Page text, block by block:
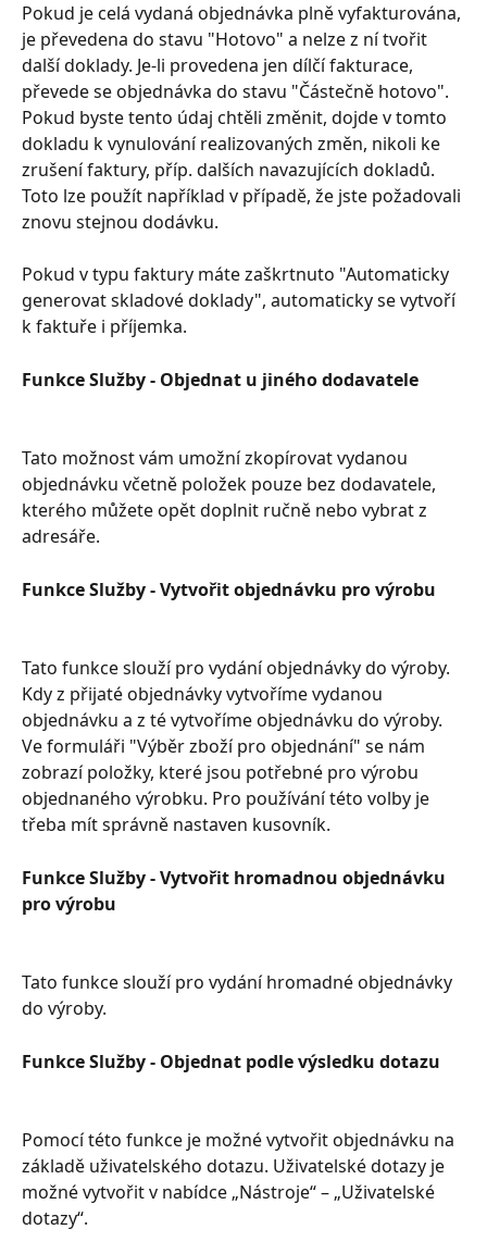
Pokud je celá vydaná objednávka plně vyfakturována,
je převedena do stavu "Hotovo" a nelze z ní tvořit
další doklady. Je-li provedena jen dílčí fakturace,
převede se objednávka do stavu "Částečně hotovo".
Pokud byste tento údaj chtěli změnit, dojde v tomto
dokladu k vynulování realizovaných změn, nikoli ke
zrušení faktury, příp. dalších navazujících dokladů.
Toto lze použít například v případě, že jste požadovali
znovu stejnou dodávku.
Pokud v typu faktury máte zaškrtnuto "Automaticky
generovat skladové doklady", automaticky se vytvoří
k faktuře i příjemka.
Funkce Služby - Objednat u jiného dodavatele
Tato možnost vám umožní zkopírovat vydanou
objednávku včetně položek pouze bez dodavatele,
kterého můžete opět doplnit ručně nebo vybrat z
adresáře.
Funkce Služby - Vytvořit objednávku pro výrobu
Tato funkce slouží pro vydání objednávky do výroby.
Kdy z přijaté objednávky vytvoříme vydanou
objednávku a z té vytvoříme objednávku do výroby.
Ve formuláři "Výběr zboží pro objednání" se nám
zobrazí položky, které jsou potřebné pro výrobu
objednaného výrobku. Pro používání této volby je
třeba mít správně nastaven kusovník.
Funkce Služby - Vytvořit hromadnou objednávku
pro výrobu
Tato funkce slouží pro vydání hromadné objednávky
do výroby.
Funkce Služby - Objednat podle výsledku dotazu
Pomocí této funkce je možné vytvořit objednávku na
základě uživatelského dotazu. Uživatelské dotazy je
možné vytvořit v nabídce „Nástroje“ – „Uživatelské
dotazy“.